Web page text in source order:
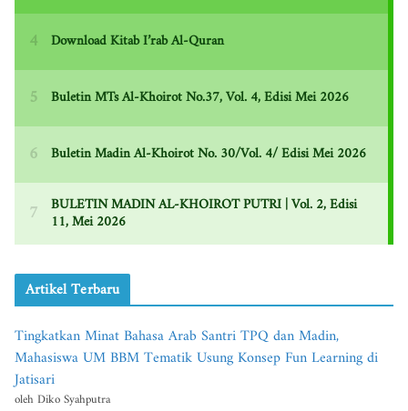
Artikel Terbaru
Tingkatkan Minat Bahasa Arab Santri TPQ dan Madin,
Mahasiswa UM BBM Tematik Usung Konsep Fun Learning di
Jatisari
oleh Diko Syahputra